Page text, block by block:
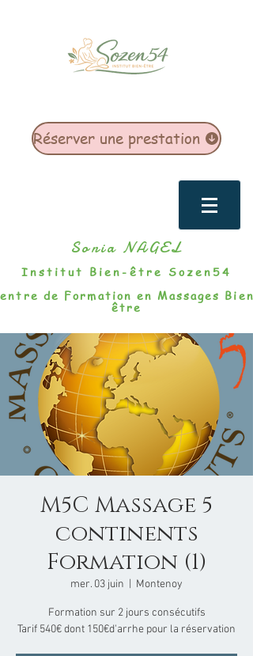
Réserver une prestation
Sonia NAGEL
Institut Bien-être Sozen54
de Formation en Massages Bien-
être
M5C Massage 5
continents
Formation (1)
mer. 03 juin Montenoy
Formation sur 2 jours consécutifs
Tarif 540€ dont 150€d'arrhe pour la réservation